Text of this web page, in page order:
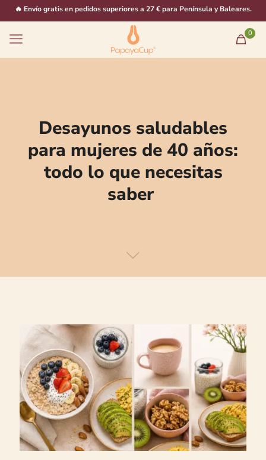
🔥 Envío gratis en pedidos superiores a 27 € para Península y Baleares.
0
Desayunos saludables
para mujeres de 40 años:
todo lo que necesitas
saber